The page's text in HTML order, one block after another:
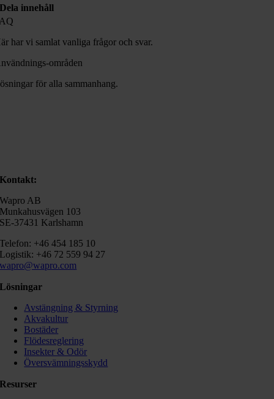
Dela innehåll
har vi samlat vanliga frågor och svar.
områden
för alla sammanhang.
Kontakt:
Wapro AB
Munkahusvägen 103
SE-37431 Karlshamn
Telefon: +46 454 185 10
Logistik: +46 72 559 94 27
wapro@wapro.com
Lösningar
Avstängning & Styrning
Akvakultur
Bostäder
Flödesreglering
Insekter & Odör
Översvämningsskydd
Resurser